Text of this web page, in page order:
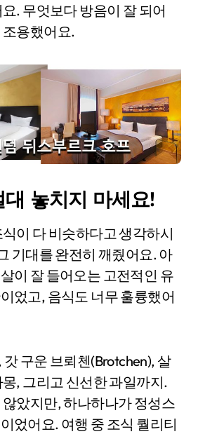
. 무엇보다 방음이 잘 되어
조용했어요.
놓치지 마세요!
이 다 비슷하다고 생각하시
기대를 완전히 깨줬어요. 아
이 잘 들어오는 고전적인 유
었고, 음식도 너무 훌륭했어
구운 브뢰첸(Brotchen), 살
, 그리고 신선한 과일까지.
았지만, 하나하나가 정성스
었어요. 여행 중 조식 퀄리티